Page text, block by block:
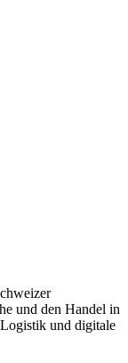
und den Handel in
und digitale